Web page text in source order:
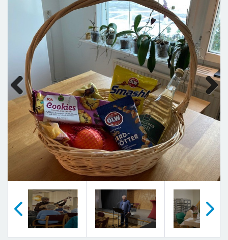
Previous